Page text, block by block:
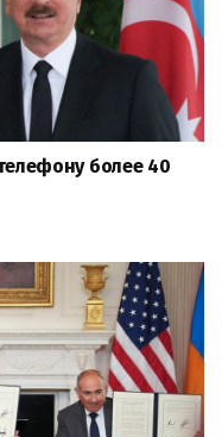
более 40